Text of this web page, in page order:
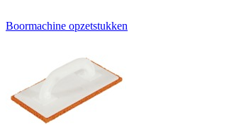
Boormachine opzetstukken